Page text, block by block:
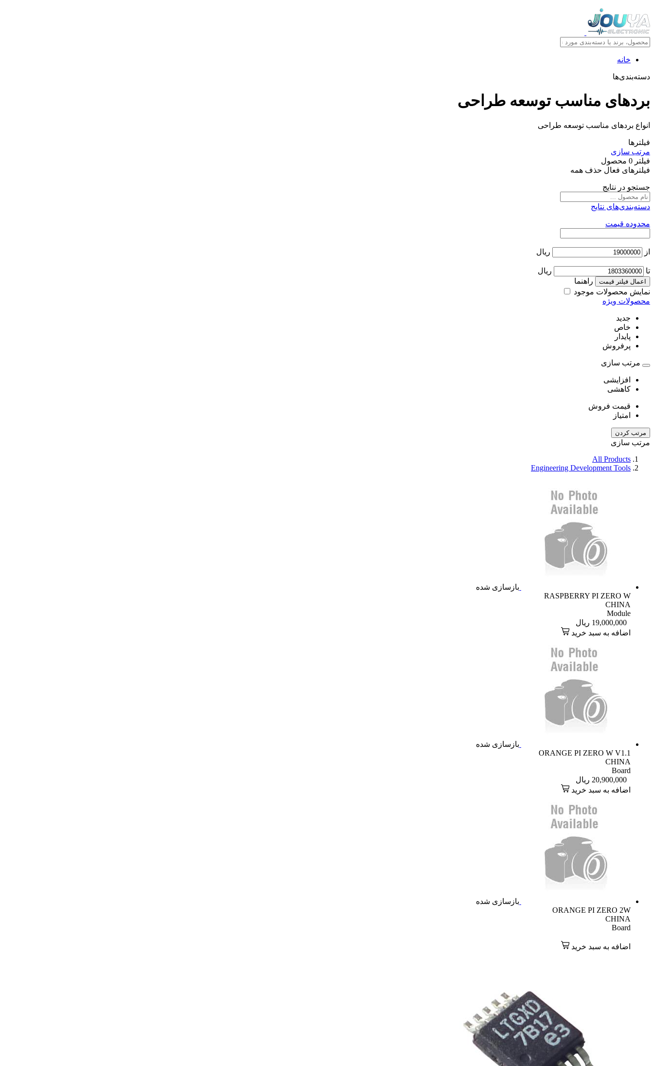
خانه
دسته‌بندی‌ها
بردهای مناسب توسعه طراحی
انواع بردهای مناسب توسعه طراحی
فیلترها
مرتب سازی
فیلتر 0 محصول
فیلترهای فعال حذف همه
جستجو در نتایج
دسته‌بندی‌های نتایج
محدوده قیمت
از ریال
تا ریال
اعمال فیلتر قیمت
راهنما
نمایش محصولات موجود
محصولات ویژه
جدید
خاص
پایدار
پرفروش
مرتب سازی
افزایشی
کاهشی
قیمت فروش
امتیاز
مرتب کردن
مرتب سازی
All Products
Engineering Development Tools
بازسازی شده
RASPBERRY PI ZERO W
CHINA
Module
19,000,000 ریال
اضافه به سبد خرید
بازسازی شده
ORANGE PI ZERO W V1.1
CHINA
Board
20,900,000 ریال
اضافه به سبد خرید
بازسازی شده
ORANGE PI ZERO 2W
CHINA
Board
اضافه به سبد خرید